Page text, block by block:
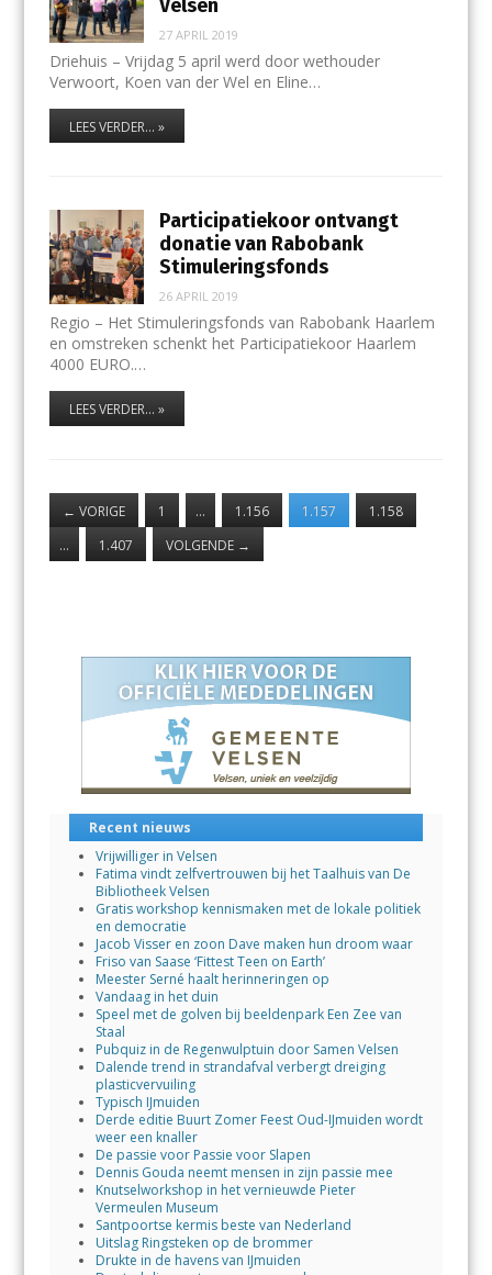
Velsen
27 APRIL 2019
Driehuis – Vrijdag 5 april werd door wethouder
Verwoort, Koen van der Wel en Eline…
LEES VERDER... »
Participatiekoor ontvangt
donatie van Rabobank
Stimuleringsfonds
26 APRIL 2019
Regio – Het Stimuleringsfonds van Rabobank Haarlem
en omstreken schenkt het Participatiekoor Haarlem
4000 EURO.…
LEES VERDER... »
← VORIGE 1 … 1.156 1.157
1.158
…
1.407 VOLGENDE →
Recent nieuws
Vrijwilliger in Velsen
Fatima vindt zelfvertrouwen bij het Taalhuis van De
Bibliotheek Velsen
Gratis workshop kennismaken met de lokale politiek
en democratie
Jacob Visser en zoon Dave maken hun droom waar
Friso van Saase ‘Fittest Teen on Earth’
Meester Serné haalt herinneringen op
Vandaag in het duin
Speel met de golven bij beeldenpark Een Zee van
Staal
Pubquiz in de Regenwulptuin door Samen Velsen
Dalende trend in strandafval verbergt dreiging
plasticvervuiling
Typisch IJmuiden
Derde editie Buurt Zomer Feest Oud-IJmuiden wordt
weer een knaller
De passie voor Passie voor Slapen
Dennis Gouda neemt mensen in zijn passie mee
Knutselworkshop in het vernieuwde Pieter
Vermeulen Museum
Santpoortse kermis beste van Nederland
Uitslag Ringsteken op de brommer
Drukte in de havens van IJmuiden